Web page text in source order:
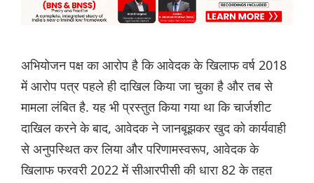
अभियोजन पक्ष का आरोप है कि आवेदक के खिलाफ वर्ष 2018
में आरोप पत्र पहले ही दाखिल किया जा चुका है और तब से
मामला लंबित है. यह भी प्रस्तुत किया गया था कि चार्जशीट
दाखिल करने के बाद, आवेदक ने जानबूझकर खुद को कार्यवाही
से अनुपस्थित कर लिया और परिणामस्वरूप, आवेदक के
खिलाफ फरवरी 2022 में सीआरपीसी की धारा 82 के तहत